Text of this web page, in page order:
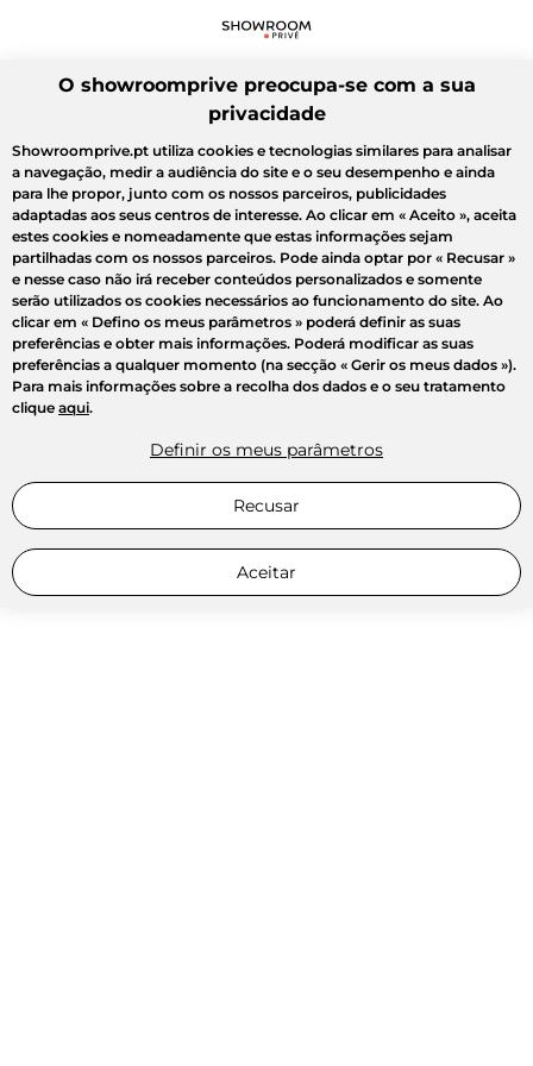
O showroomprive preocupa-se com a sua
privacidade
Showroomprive.pt utiliza cookies e tecnologias similares para analisar
a navegação, medir a audiência do site e o seu desempenho e ainda
para lhe propor, junto com os nossos parceiros, publicidades
adaptadas aos seus centros de interesse. Ao clicar em « Aceito », aceita
estes cookies e nomeadamente que estas informações sejam
partilhadas com os nossos parceiros. Pode ainda optar por « Recusar »
e nesse caso não irá receber conteúdos personalizados e somente
serão utilizados os cookies necessários ao funcionamento do site. Ao
clicar em « Defino os meus parâmetros » poderá definir as suas
preferências e obter mais informações. Poderá modificar as suas
preferências a qualquer momento (na secção « Gerir os meus dados »).
Para mais informações sobre a recolha dos dados e o seu tratamento
clique aqui.
Definir os meus parâmetros
Recusar
Aceitar